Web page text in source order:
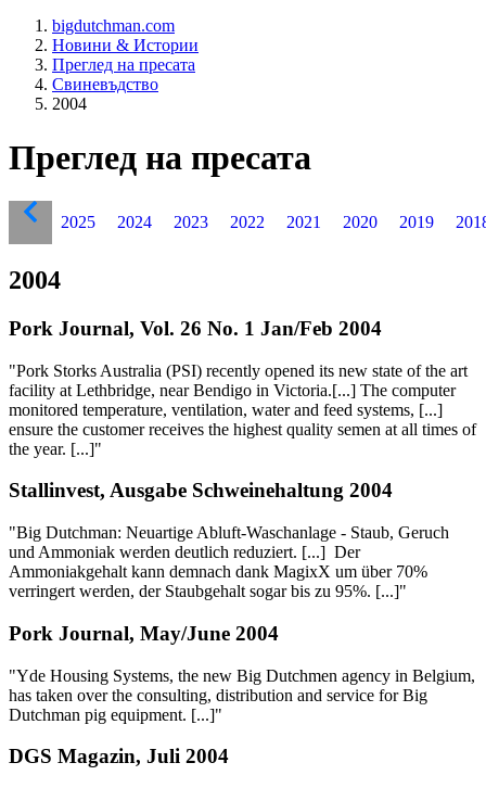
bigdutchman.com
Новини & Истории
Преглед на пресата
Свиневъдство
2004
Преглед на пресата
2025 2024 2023 2022 2021 2020 2019
2004
Pork Journal, Vol. 26 No. 1 Jan/Feb 2004
"Pork Storks Australia (PSI) recently opened its new state of the art
facility at Lethbridge, near Bendigo in Victoria.[...] The computer
monitored temperature, ventilation, water and feed systems, [...]
ensure the customer receives the highest quality semen at all times of
the year. [...]"
Stallinvest, Ausgabe Schweinehaltung 2004
"Big Dutchman: Neuartige Abluft-Waschanlage - Staub, Geruch
und Ammoniak werden deutlich reduziert. [...] Der
Ammoniakgehalt kann demnach dank MagixX um über 70%
verringert werden, der Staubgehalt sogar bis zu 95%. [...]"
Pork Journal, May/June 2004
"Yde Housing Systems, the new Big Dutchmen agency in Belgium,
has taken over the consulting, distribution and service for Big
Dutchman pig equipment. [...]"
DGS Magazin, Juli 2004